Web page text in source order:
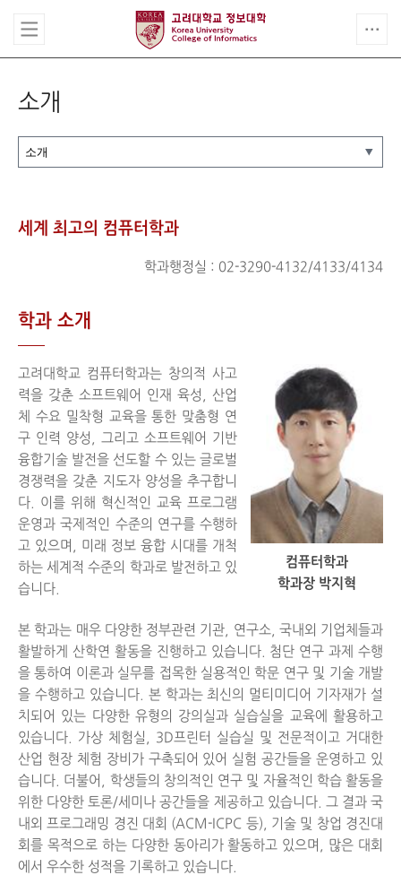
소개
세계 최고의 컴퓨터학과
학과행정실 : 02-3290-4132/4133/4134
학과 소개
컴퓨터학과
학과장 박지혁
고려대학교 컴퓨터학과는 창의적 사고
력을 갖춘 소프트웨어 인재 육성, 산업
체 수요 밀착형 교육을 통한 맞춤형 연
구 인력 양성, 그리고 소프트웨어 기반
융합기술 발전을 선도할 수 있는 글로벌
경쟁력을 갖춘 지도자 양성을 추구합니
다. 이를 위해 혁신적인 교육 프로그램
운영과 국제적인 수준의 연구를 수행하
고 있으며, 미래 정보 융합 시대를 개척
하는 세계적 수준의 학과로 발전하고 있
습니다.
본 학과는 매우 다양한 정부관련 기관, 연구소, 국내외 기업체들과
활발하게 산학연 활동을 진행하고 있습니다. 첨단 연구 과제 수행
을 통하여 이론과 실무를 접목한 실용적인 학문 연구 및 기술 개발
을 수행하고 있습니다. 본 학과는 최신의 멀티미디어 기자재가 설
치되어 있는 다양한 유형의 강의실과 실습실을 교육에 활용하고
있습니다. 가상 체험실, 3D프린터 실습실 및 전문적이고 거대한
산업 현장 체험 장비가 구축되어 있어 실험 공간들을 운영하고 있
습니다. 더불어, 학생들의 창의적인 연구 및 자율적인 학습 활동을
위한 다양한 토론/세미나 공간들을 제공하고 있습니다. 그 결과 국
내외 프로그래밍 경진 대회 (ACM-ICPC 등), 기술 및 창업 경진대
회를 목적으로 하는 다양한 동아리가 활동하고 있으며, 많은 대회
에서 우수한 성적을 기록하고 있습니다.